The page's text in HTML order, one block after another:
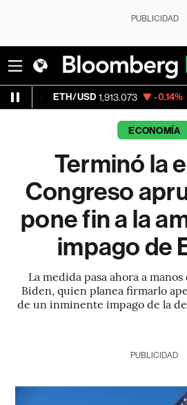
PUBLICIDAD
1,913.073 -0.14% Visa 367.40
ECONOMÍA
Terminó la
Congreso
pone fin a la
impago de
La medida pasa ahora a
Biden, quien planea firmarlo
de un inminente impago de la
PUBLICIDAD